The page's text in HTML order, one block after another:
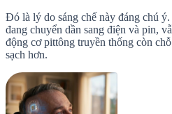
Đó là lý do sáng chế này đáng chú
đang chuyển dần sang điện và pin,
động cơ pittông truyền thống còn
sạch hơn.